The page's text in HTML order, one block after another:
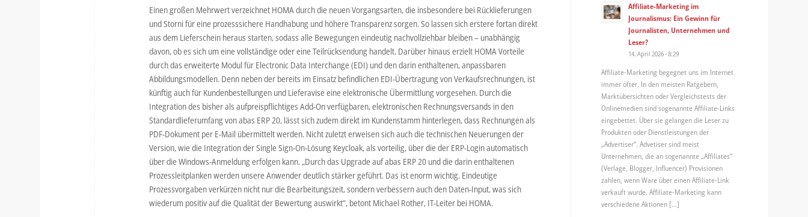
Einen großen Mehrwert verzeichnet HOMA durch die neuen Vorgangsarten, die insbesondere bei Rücklieferungen
und Storni für eine prozesssichere Handhabung und höhere Transparenz sorgen. So lassen sich erstere fortan direkt
aus dem Lieferschein heraus starten, sodass alle Bewegungen eindeutig nachvollziehbar bleiben – unabhängig
davon, ob es sich um eine vollständige oder eine Teilrücksendung handelt. Darüber hinaus erzielt HOMA Vorteile
durch das erweiterte Modul für Electronic Data Interchange (EDI) und den darin enthaltenen, anpassbaren
Abbildungsmodellen. Denn neben der bereits im Einsatz befindlichen EDI-Übertragung von Verkaufsrechnungen, ist
künftig auch für Kundenbestellungen und Lieferavise eine elektronische Übermittlung vorgesehen. Durch die
Integration des bisher als aufpreispflichtiges Add-On verfügbaren, elektronischen Rechnungsversands in den
Standardlieferumfang von abas ERP 20, lässt sich zudem direkt im Kundenstamm hinterlegen, dass Rechnungen als
PDF-Dokument per E-Mail übermittelt werden. Nicht zuletzt erweisen sich auch die technischen Neuerungen der
Version, wie die Integration der Single Sign-On-Lösung Keycloak, als vorteilig, über die der ERP-Login automatisch
über die Windows-Anmeldung erfolgen kann. „Durch das Upgrade auf abas ERP 20 und die darin enthaltenen
Prozessleitplanken werden unsere Anwender deutlich stärker geführt. Das ist enorm wichtig. Eindeutige
Prozessvorgaben verkürzen nicht nur die Bearbeitungszeit, sondern verbessern auch den Daten-Input, was sich
wiederum positiv auf die Qualität der Bewertung auswirkt“, betont Michael Rother, IT-Leiter bei HOMA.
Affiliate-Marketing im
Journalismus: Ein Gewinn für
Journalisten, Unternehmen und
Leser?
14. April 2026 - 8:29
Affiliate-Marketing begegnet uns im Internet
immer öfter. In den meisten Ratgebern,
Marktübersichten oder Vergleichstests der
Onlinemedien sind sogenannte Affiliate-Links
eingebettet. Über sie gelangen die Leser zu
Produkten oder Dienstleistungen der
„Advertiser“. Advetiser sind meist
Unternehmen, die an sogenannte „Affiliates“
(Verlage, Blogger, Influencer) Provisionen
zahlen, wenn Ware über einen Affiliate-Link
verkauft wurde. Affiliate-Marketing kann
verschiedene Aktionen […]